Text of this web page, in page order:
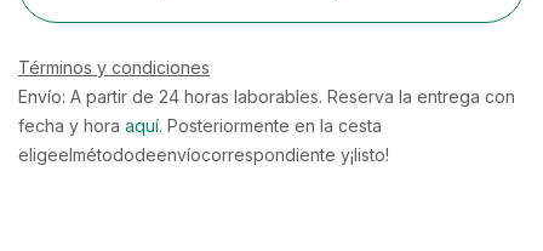
Términos y condiciones
Envío: A partir de 24 horas laborables. Reserva la entrega con
fecha y hora aquí. Posteriormente en la cesta
eligeelmétododeenvíocorrespondiente y¡listo!